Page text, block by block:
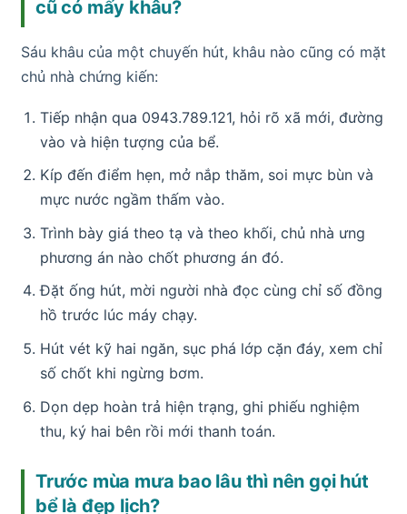
cũ có mấy khâu?
Sáu khâu của một chuyến hút, khâu nào cũng có mặt
chủ nhà chứng kiến:
Tiếp nhận qua 0943.789.121, hỏi rõ xã mới, đường
vào và hiện tượng của bể.
Kíp đến điểm hẹn, mở nắp thăm, soi mực bùn và
mực nước ngầm thấm vào.
Trình bày giá theo tạ và theo khối, chủ nhà ưng
phương án nào chốt phương án đó.
Đặt ống hút, mời người nhà đọc cùng chỉ số đồng
hồ trước lúc máy chạy.
Hút vét kỹ hai ngăn, sục phá lớp cặn đáy, xem chỉ
số chốt khi ngừng bơm.
Dọn dẹp hoàn trả hiện trạng, ghi phiếu nghiệm
thu, ký hai bên rồi mới thanh toán.
Trước mùa mưa bao lâu thì nên gọi hút
bể là đẹp lịch?